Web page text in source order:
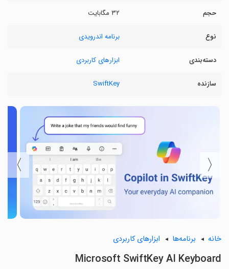
حجم ۳۲ مگابایت
نوع برنامه اندرویدی
دسته‌بندی ابزارهای کاربردی
سازنده SwiftKey
〈
〉
خانه برنامه‌ها ابزارهای کاربردی
Microsoft SwiftKey AI Keyboard